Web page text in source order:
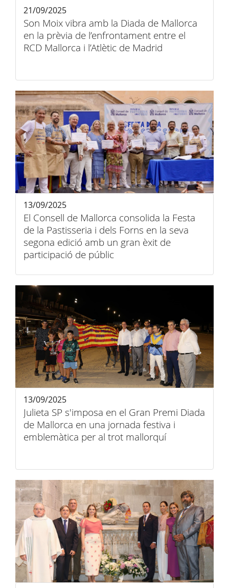
Son Moix vibra amb la Diada de Mallorca
en la prèvia de l’enfrontament entre el
RCD Mallorca i l’Atlètic de Madrid
21/09/2025
El Consell de Mallorca consolida la Festa
de la Pastisseria i dels Forns en la seva
segona edició amb un gran èxit de
participació de públic
13/09/2025
Julieta SP s'imposa en el Gran Premi Diada
de Mallorca en una jornada festiva i
emblemàtica per al trot mallorquí
13/09/2025